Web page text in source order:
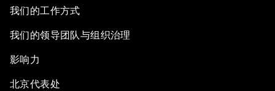
我们的工作方式
我们的领导团队与组织治理
影响力
北京代表处